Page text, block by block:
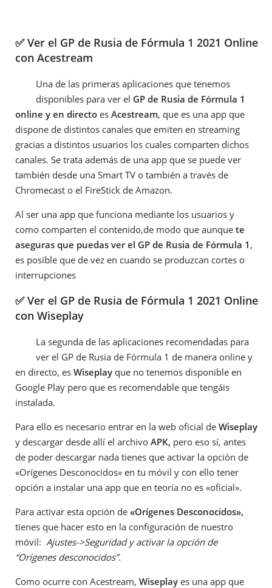
✅ Ver el GP de Rusia de Fórmula 1 2021 Online
con Acestream
Una de las primeras aplicaciones que tenemos
disponibles para ver el GP de Rusia de Fórmula 1
online y en directo es Acestream, que es una app que
dispone de distintos canales que emiten en streaming
gracias a distintos usuarios los cuales comparten dichos
canales. Se trata además de una app que se puede ver
también desde una Smart TV o también a través de
Chromecast o el FireStick de Amazon.
Al ser una app que funciona mediante los usuarios y
como comparten el contenido,de modo que aunque te
aseguras que puedas ver el GP de Rusia de Fórmula 1 ,
es posible que de vez en cuando se produzcan cortes o
interrupciones
✅ Ver el GP de Rusia de Fórmula 1 2021 Online
con Wiseplay
La segunda de las aplicaciones recomendadas para
ver el GP de Rusia de Fórmula 1 de manera online y
en directo, es Wiseplay que no tenemos disponible en
Google Play pero que es recomendable que tengáis
instalada.
Para ello es necesario entrar en la web oficial de Wiseplay
y descargar desde allí el archivo APK, pero eso sí, antes
de poder descargar nada tienes que activar la opción de
«Orígenes Desconocidos» en tu móvil y con ello tener
opción a instalar una app que en teoría no es «oficial».
Para activar esta opción de «Orígenes Desconocidos»,
tienes que hacer esto en la configuración de nuestro
móvil: Ajustes->Seguridad y activar la opción de
“Orígenes desconocidos”.
Como ocurre con Acestream, Wiseplay es una app que